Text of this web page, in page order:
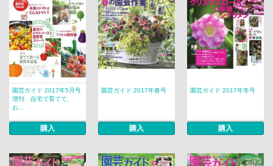
園芸ガイド 2017年5月号
増刊 自宅で育てて、
お...
購入
園芸ガイド 2017年春号
購入
園芸ガイド 2017年冬号
購入